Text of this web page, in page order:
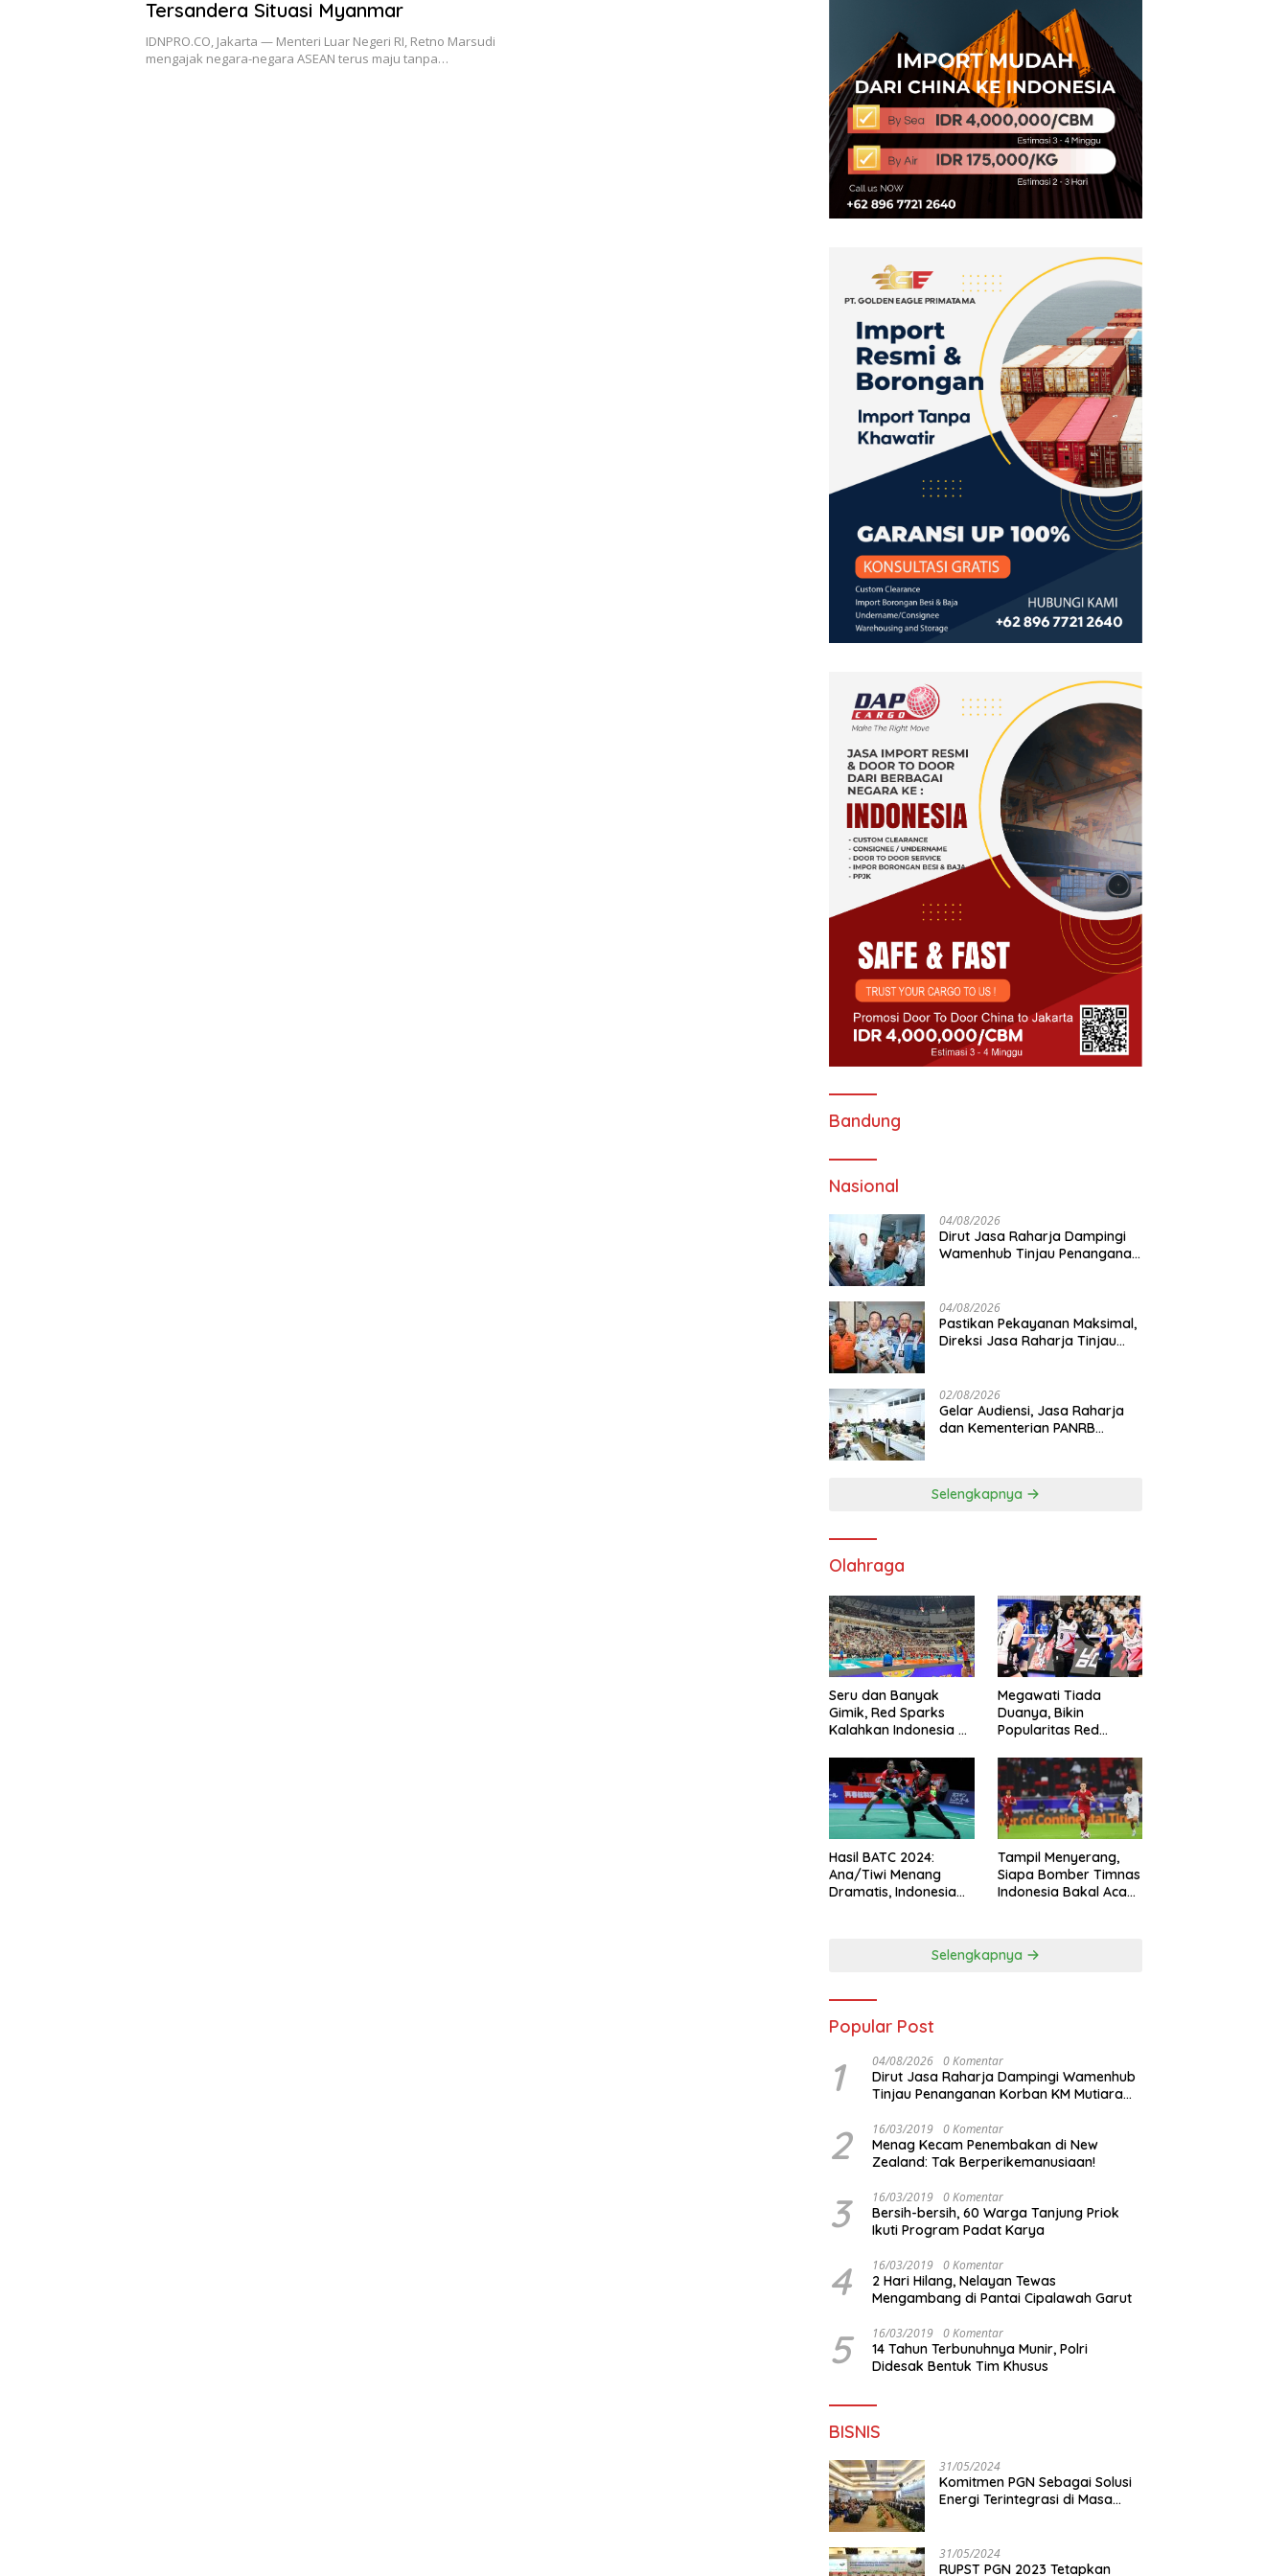
Tersandera Situasi Myanmar
IDNPRO.CO, Jakarta — Menteri Luar Negeri RI, Retno Marsudi
mengajak negara-negara ASEAN terus maju tanpa…
Bandung
Nasional
04/08/2026
Dirut Jasa Raharja Dampingi
Wamenhub Tinjau Penanganan
04/08/2026
Pastikan Pekayanan Maksimal,
Direksi Jasa Raharja Tinjau
02/08/2026
Gelar Audiensi, Jasa Raharja
dan Kementerian PANRB
Selengkapnya
Olahraga
Seru dan Banyak
Gimik, Red Sparks
Kalahkan Indonesia All
Megawati Tiada
Duanya, Bikin
Popularitas Red
Hasil BATC 2024:
Ana/Tiwi Menang
Dramatis, Indonesia
Tampil Menyerang,
Siapa Bomber Timnas
Indonesia Bakal Acak-
Selengkapnya
Popular Post
1 04/08/2026 0 Komentar
Dirut Jasa Raharja Dampingi Wamenhub
Tinjau Penanganan Korban KM Mutiara
2 16/03/2019 0 Komentar
Menag Kecam Penembakan di New
Zealand: Tak Berperikemanusiaan!
3 16/03/2019 0 Komentar
Bersih-bersih, 60 Warga Tanjung Priok
Ikuti Program Padat Karya
4 16/03/2019 0 Komentar
2 Hari Hilang, Nelayan Tewas
Mengambang di Pantai Cipalawah Garut
5 16/03/2019 0 Komentar
14 Tahun Terbunuhnya Munir, Polri
Didesak Bentuk Tim Khusus
BISNIS
31/05/2024
Komitmen PGN Sebagai Solusi
Energi Terintegrasi di Masa
31/05/2024
RUPST PGN 2023 Tetapkan